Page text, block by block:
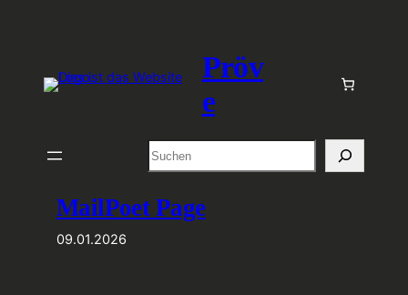
Pröv
e
Suchen
MailPoet Page
09.01.2026